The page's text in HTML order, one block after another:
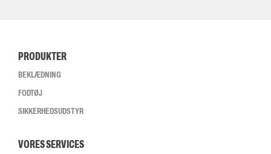
PRODUKTER
BEKLÆDNING
FODTØJ
SIKKERHEDSUDSTYR
VORES SERVICES